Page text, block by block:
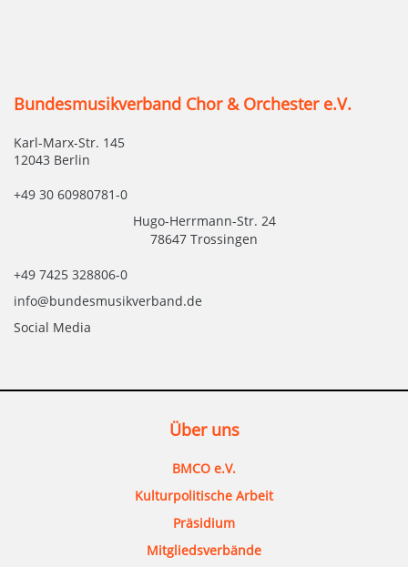
Bundesmusikverband Chor & Orchester e.V.
Karl-Marx-Str. 145
12043 Berlin
+49 30 60980781-0
Hugo-Herrmann-Str. 24
78647 Trossingen
+49 7425 328806-0
info@bundesmusikverband.de
Social Media
Über uns
BMCO e.V.
Kulturpolitische Arbeit
Präsidium
Mitgliedsverbände